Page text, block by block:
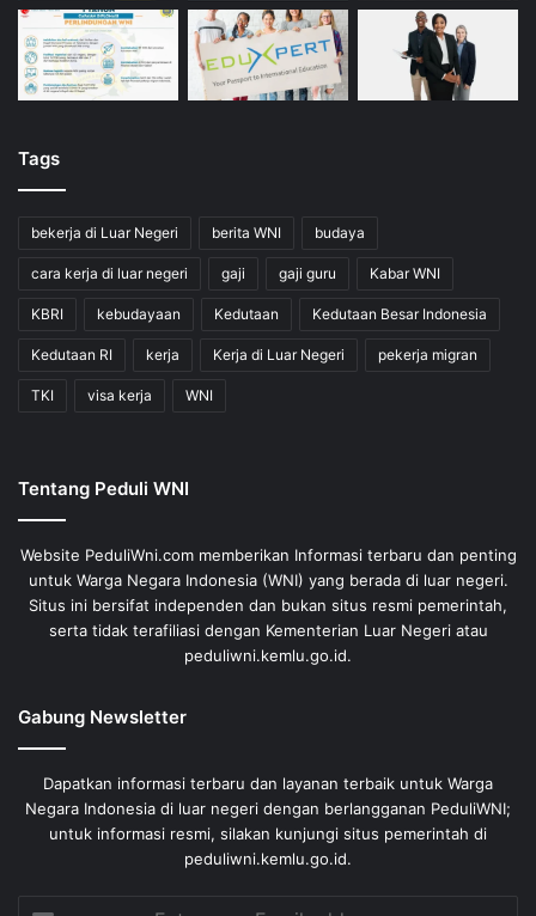
Tags
bekerja di Luar Negeri berita WNI budaya
cara kerja di luar negeri gaji gaji guru Kabar WNI
KBRI kebudayaan Kedutaan Kedutaan Besar Indonesia
Kedutaan RI kerja Kerja di Luar Negeri pekerja migran
TKI visa kerja WNI
Tentang Peduli WNI
Website PeduliWni.com memberikan Informasi terbaru dan penting
untuk Warga Negara Indonesia (WNI) yang berada di luar negeri.
Situs ini bersifat independen dan bukan situs resmi pemerintah,
serta tidak terafiliasi dengan Kementerian Luar Negeri atau
peduliwni.kemlu.go.id.
Gabung Newsletter
Dapatkan informasi terbaru dan layanan terbaik untuk Warga
Negara Indonesia di luar negeri dengan berlangganan PeduliWNI;
untuk informasi resmi, silakan kunjungi situs pemerintah di
peduliwni.kemlu.go.id.